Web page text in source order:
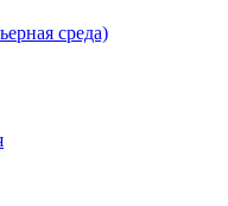
среда)